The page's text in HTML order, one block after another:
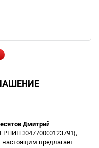
Дмитрий
304770000123791),
, настоящим предлагает